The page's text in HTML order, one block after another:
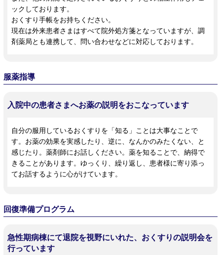
ックしております。
おくすり手帳をお持ちください。
現在は外来患者さまはすべて院外処方箋となっていますが、調
剤薬局とも連携して、問い合わせなどに対応しております。
服薬指導
入院中の患者さまへお薬の説明をおこなっています
自分の服用しているおくすりを「知る」ことは大事なことで
す。お薬の効果を実感したり、逆に、なんかのみたくない、と
感じたり。薬剤師にお話しください。薬を知ることで、納得で
きることがあります。ゆっくり、繰り返し、患者様に寄り添っ
てお話するように心がけています。
回復準備プログラム
急性期病棟にて退院を視野にいれた、おくすりの説明会を
行っています